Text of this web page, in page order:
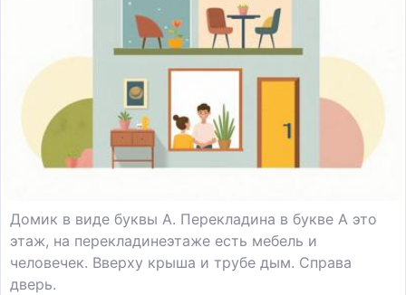
Домик в виде буквы А. Перекладина в букве А это
этаж, на перекладинеэтаже есть мебель и
человечек. Вверху крыша и трубе дым. Справа
дверь.